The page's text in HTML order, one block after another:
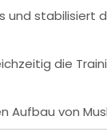
und stabilisiert
die
Aufbau von